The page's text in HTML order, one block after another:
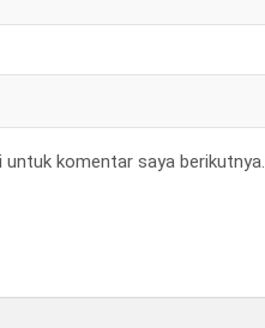
untuk komentar saya berikutnya.